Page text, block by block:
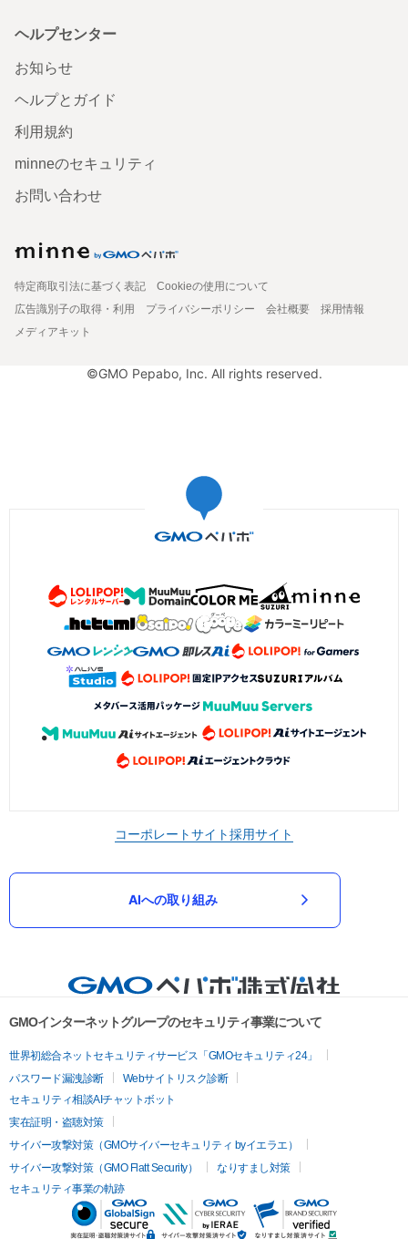
ヘルプセンター
お知らせ
ヘルプとガイド
利用規約
minneのセキュリティ
お問い合わせ
特定商取引法に基づく表記
Cookieの使用について
広告識別子の取得・利用
プライバシーポリシー 会社概要
採用情報
メディアキット
©GMO Pepabo, Inc. All rights reserved.
コーポレートサイト採用サイト
AIへの取り組み
GMOインターネットグループのセキュリティ事業について
世界初総合ネットセキュリティサービス「GMOセキュリティ24」
パスワード漏洩診断
Webサイトリスク診断
セキュリティ相談AIチャットボット
実在証明・盗聴対策
サイバー攻撃対策（GMOサイバーセキュリティ byイエラエ）
サイバー攻撃対策（GMO Flatt Security）
なりすまし対策
セキュリティ事業の軌跡